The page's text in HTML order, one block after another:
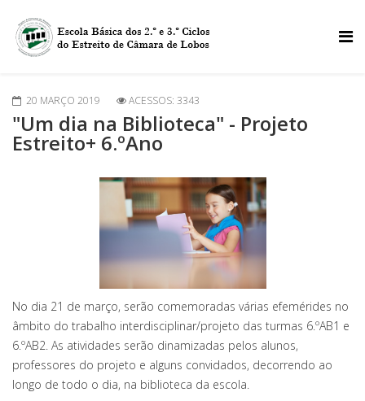
20 MARÇO 2019 ACESSOS: 3343
"Um dia na Biblioteca" - Projeto
Estreito+ 6.ºAno
No dia 21 de março, serão comemoradas várias efemérides no
âmbito do trabalho interdisciplinar/projeto das turmas 6.ºAB1 e
6.ºAB2. As atividades serão dinamizadas pelos alunos,
professores do projeto e alguns convidados, decorrendo ao
longo de todo o dia, na biblioteca da escola.